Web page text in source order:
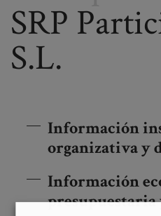
SRP
S.L.
Información
organizativa y
Información
presupuestaria